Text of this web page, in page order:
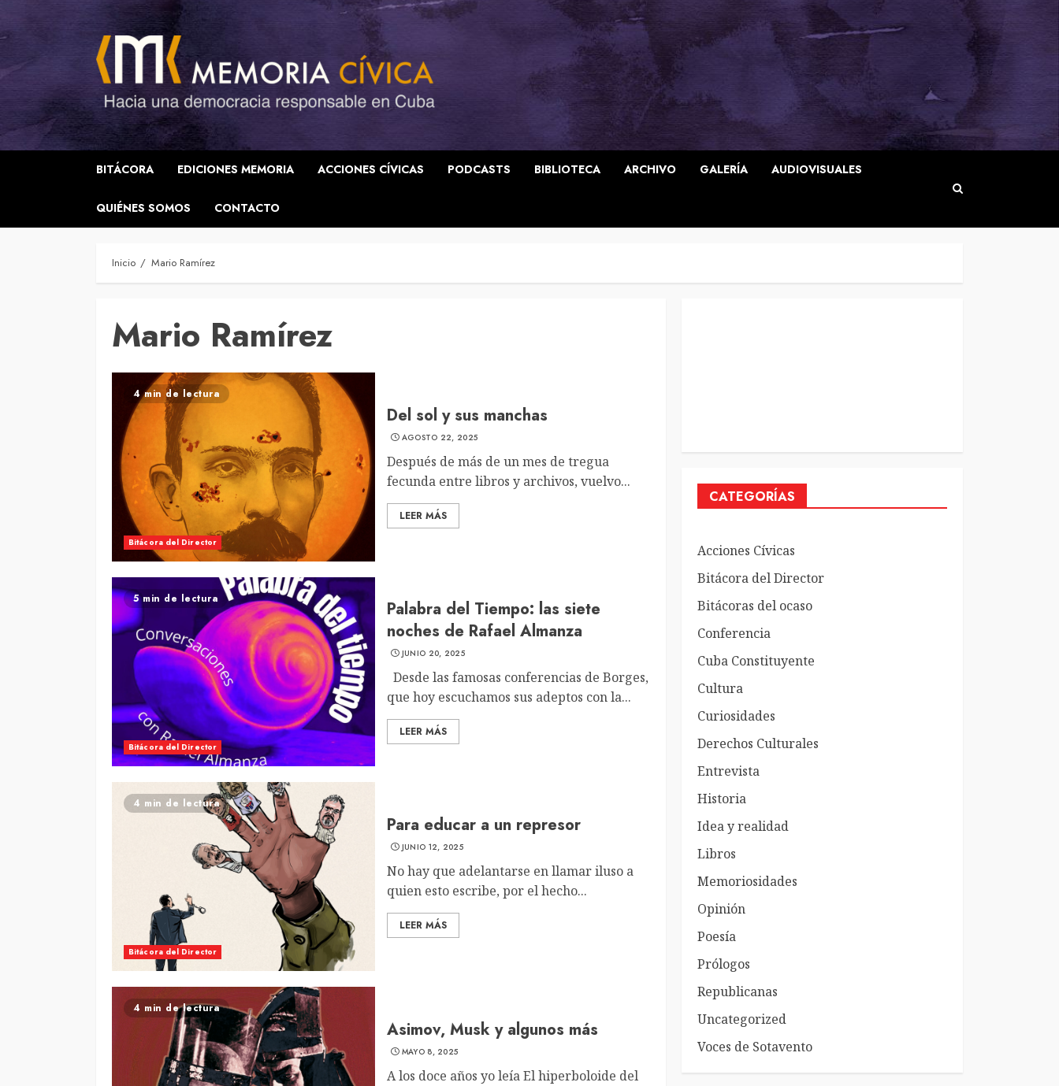
al
BITÁCORA EDICIONES MEMORIA ACCIONES CÍVICAS PODCASTS BIBLIOTECA ARCHIVO GALERÍA AUDIOVISUALES
QUIÉNES SOMOS CONTACTO
Inicio Mario Ramírez
Mario Ramírez
4 min de lectura
Bitácora del Director
Del sol y sus manchas
AGOSTO 22, 2025
Después de más de un mes de tregua
fecunda entre libros y archivos, vuelvo...
LEER MÁS
5 min de lectura
Bitácora del Director
Palabra del Tiempo: las siete
noches de Rafael Almanza
JUNIO 20, 2025
Desde las famosas conferencias de Borges,
que hoy escuchamos sus adeptos con la...
LEER MÁS
4 min de lectura
Bitácora del Director
Para educar a un represor
JUNIO 12, 2025
No hay que adelantarse en llamar iluso a
quien esto escribe, por el hecho...
LEER MÁS
4 min de lectura
Asimov, Musk y algunos más
MAYO 8, 2025
A los doce años yo leía El hiperboloide del
CATEGORÍAS
Acciones Cívicas
Bitácora del Director
Bitácoras del ocaso
Conferencia
Cuba Constituyente
Cultura
Curiosidades
Derechos Culturales
Entrevista
Historia
Idea y realidad
Libros
Memoriosidades
Opinión
Poesía
Prólogos
Republicanas
Uncategorized
Voces de Sotavento